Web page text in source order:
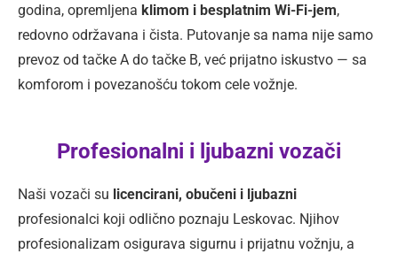
godina, opremljena klimom i besplatnim Wi-Fi-jem,
redovno održavana i čista. Putovanje sa nama nije samo
prevoz od tačke A do tačke B, već prijatno iskustvo — sa
komforom i povezanošću tokom cele vožnje.
Profesionalni i ljubazni vozači
Naši vozači su licencirani, obučeni i ljubazni
profesionalci koji odlično poznaju Leskovac. Njihov
profesionalizam osigurava sigurnu i prijatnu vožnju, a